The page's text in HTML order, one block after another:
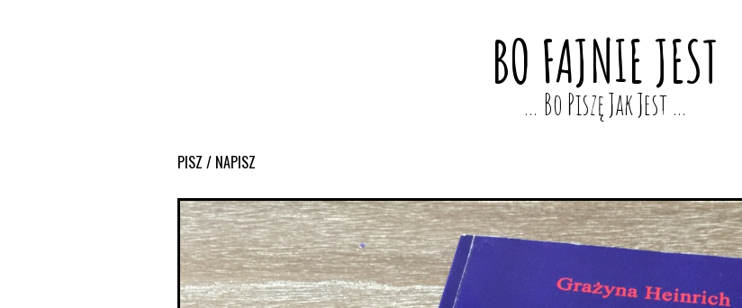
BO FAJNIE JEST
… Bo Piszę Jak Jest …
PISZ / NAPISZ